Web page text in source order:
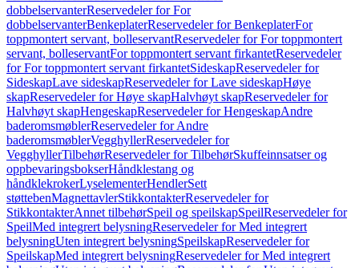
dobbelservanterReservedeler for For
dobbelservanterBenkeplaterReservedeler for BenkeplaterFor
toppmontert servant, bolleservantReservedeler for For toppmontert
servant, bolleservantFor toppmontert servant firkantetReservedeler
for For toppmontert servant firkantetSideskapReservedeler for
SideskapLave sideskapReservedeler for Lave sideskapHøye
skapReservedeler for Høye skapHalvhøyt skapReservedeler for
Halvhøyt skapHengeskapReservedeler for HengeskapAndre
baderomsmøblerReservedeler for Andre
baderomsmøblerVegghyllerReservedeler for
VegghyllerTilbehørReservedeler for TilbehørSkuffeinnsatser og
oppbevaringsbokserHåndklestang og
håndklekrokerLyselementerHendlerSett
støttebenMagnettavlerStikkontakterReservedeler for
StikkontakterAnnet tilbehørSpeil og speilskapSpeilReservedeler for
SpeilMed integrert belysningReservedeler for Med integrert
belysningUten integrert belysningSpeilskapReservedeler for
SpeilskapMed integrert belysningReservedeler for Med integrert